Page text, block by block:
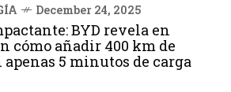
December 24, 2025
BYD revela en
cómo añadir 400 km de
apenas 5 minutos de carga